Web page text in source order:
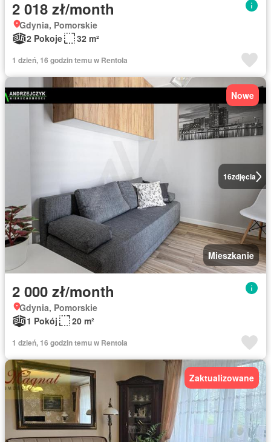
2 018 zł/month
Gdynia, Pomorskie
2 Pokoje
32 m²
1 dzień, 16 godzin temu w Rentola
16zdjęcia
Nowe
Mieszkanie
2 000 zł/month
Gdynia, Pomorskie
1 Pokój
20 m²
1 dzień, 16 godzin temu w Rentola
Zaktualizowane